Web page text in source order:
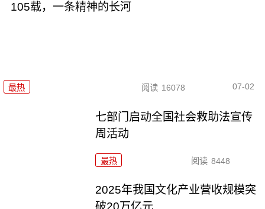
105载，一条精神的长河
最热 阅读 16078 07-02
七部门启动全国社会救助法宣传
周活动
最热 阅读 8448
2025年我国文化产业营收规模突